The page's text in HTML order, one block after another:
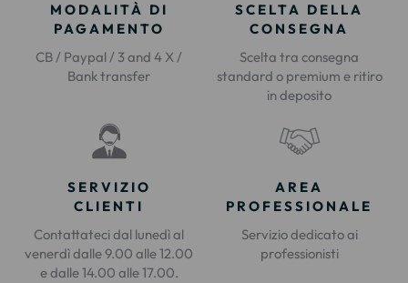
MODALITÀ DI
PAGAMENTO
CB / Paypal / 3 and 4 X /
Bank transfer
SCELTA DELLA
CONSEGNA
Scelta tra consegna
standard o premium e ritiro
in deposito
SERVIZIO
CLIENTI
Contattateci dal lunedì al
venerdì dalle 9.00 alle 12.00
e dalle 14.00 alle 17.00.
AREA
PROFESSIONALE
Servizio dedicato ai
professionisti